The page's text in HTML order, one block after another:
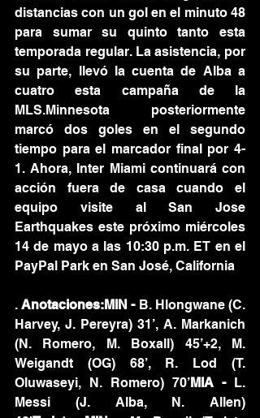
distancias con un gol en el minuto 48
para sumar su quinto tanto esta
temporada regular. La asistencia, por
su parte, llevó la cuenta de Alba a
cuatro esta campaña de la
MLS.Minnesota posteriormente
marcó dos goles en el segundo
tiempo para el marcador final por 4-
1. Ahora, Inter Miami continuará con
acción fuera de casa cuando el
equipo visite al San Jose
Earthquakes este próximo miércoles
14 de mayo a las 10:30 p.m. ET en el
PayPal Park en San José, California
. Anotaciones:MIN - B. Hlongwane (C.
Harvey, J. Pereyra) 31’, A. Markanich
(N. Romero, M. Boxall) 45’+2, M.
Weigandt (OG) 68’, R. Lod (T.
Oluwaseyi, N. Romero) 70’MIA - L.
Messi (J. Alba, N. Allen)